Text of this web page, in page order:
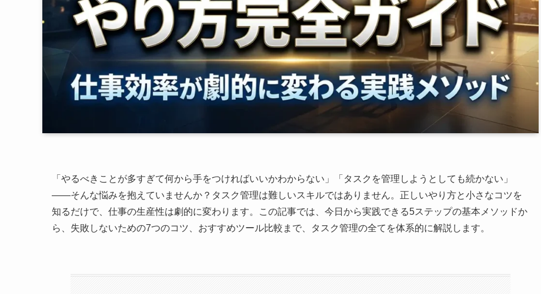
「やるべきことが多すぎて何から手をつければいいかわからない」「タスクを管理しようとしても続かない」
――そんな悩みを抱えていませんか？タスク管理は難しいスキルではありません。正しいやり方と小さなコツを
知るだけで、仕事の生産性は劇的に変わります。この記事では、今日から実践できる5ステップの基本メソッドか
ら、失敗しないための7つのコツ、おすすめツール比較まで、タスク管理の全てを体系的に解説します。